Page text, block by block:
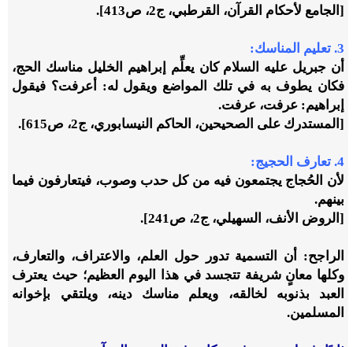
[الجامع لأحكام القرآن، القرطبي، ج2، ص413].
3. تعليم المناسك:
أن جبريل عليه السلام كان يعلِّم إبراهيم الخليل مناسك الحج،
فكان يطوف به في تلك المواضع ويقول له: أعرفت؟ فيقول
إبراهيم: عرفت، عرفت.
[المستدرك على الصحيحين، الحاكم النيسابوري، ج2، ص615].
4. تعارف الحجيج:
لأن الحُجاج يجتمعون فيه من كل حدب وصوب، فيتعارفون فيما
بينهم.
[الروض الأنف، السهيلي، ج2، ص241].
الراجح: أن التسمية تدور حول العلم، والاعتراف، والتعارف،
وكلها معانٍ شريفة تتجسد في هذا اليوم العظيم؛ حيث يعترف
العبد بذنوبه لخالقه، ويعلم مناسك دينه، ويلتقي بإخوانه
المسلمين.